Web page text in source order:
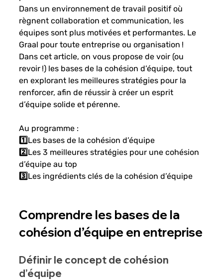
Dans un environnement de travail positif où
règnent collaboration et communication, les
équipes sont plus motivées et performantes. Le
Graal pour toute entreprise ou organisation !
Dans cet article, on vous propose de voir (ou
revoir !) les bases de la cohésion d’équipe, tout
en explorant les meilleures stratégies pour la
renforcer, afin de réussir à créer un esprit
d’équipe solide et pérenne.
Au programme :
1️⃣Les bases de la cohésion d’équipe
2️⃣Les 3 meilleures stratégies pour une cohésion
d’équipe au top
3️⃣Les ingrédients clés de la cohésion d’équipe
Comprendre les bases de la
cohésion d’équipe en entreprise
Définir le concept de cohésion
d’équipe